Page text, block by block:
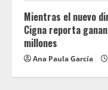
Mientras el nuevo
Cigna reporta
millones
Ana Paula García